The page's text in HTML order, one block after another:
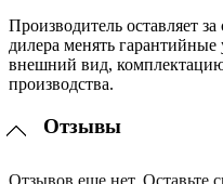
Производитель оставляет
дилера менять гарантийные
внешний вид,
производства.
Отзывы